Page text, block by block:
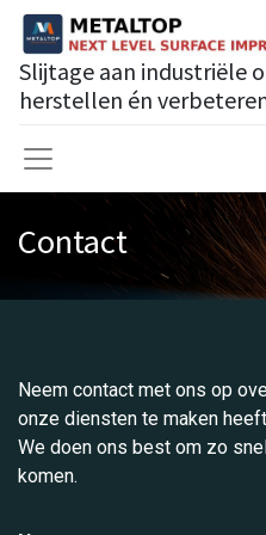
Slijtage aan industriële
herstellen én
Contact
Neem contact met ons op
onze diensten te maken
We doen ons best om zo
komen.